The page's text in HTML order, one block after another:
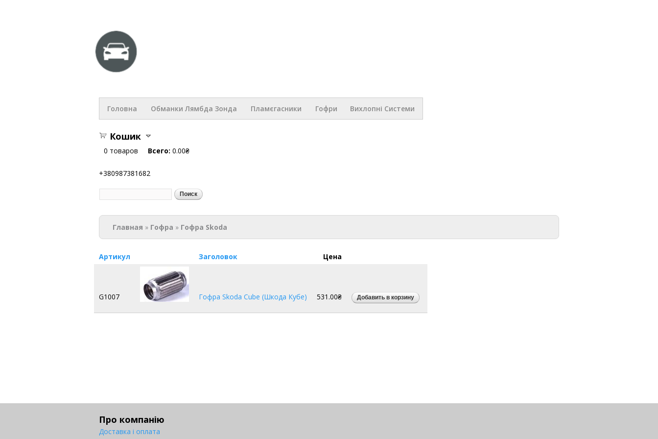
Головна Обманки Лямбда Зонда Пламєгасники Гофри Вихлопні Системи
Кошик
0 товаров Всего: 0.00₴
+380987381682
Форма поиска
Вы здесь
Главная » Гофра » Гофра Skoda
Артикул Заголовок Цена
G1007 Гофра Skoda Cube (Шкода Кубе) 531.00₴
Про компанію
Доставка і оплата